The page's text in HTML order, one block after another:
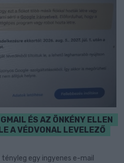
ÉS AZ ÖNKÉNY ELLEN
A VÉDVONAL LEVELEZŐ
egy ingyenes e-mail